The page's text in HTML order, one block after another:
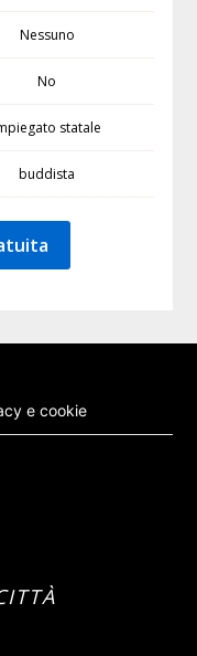
Nessuno
No
statale
buddista
e cookie